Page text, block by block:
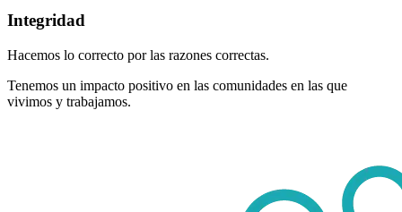
Integridad
Hacemos lo correcto por las razones correctas.
Tenemos un impacto positivo en las comunidades en las que
vivimos y trabajamos.